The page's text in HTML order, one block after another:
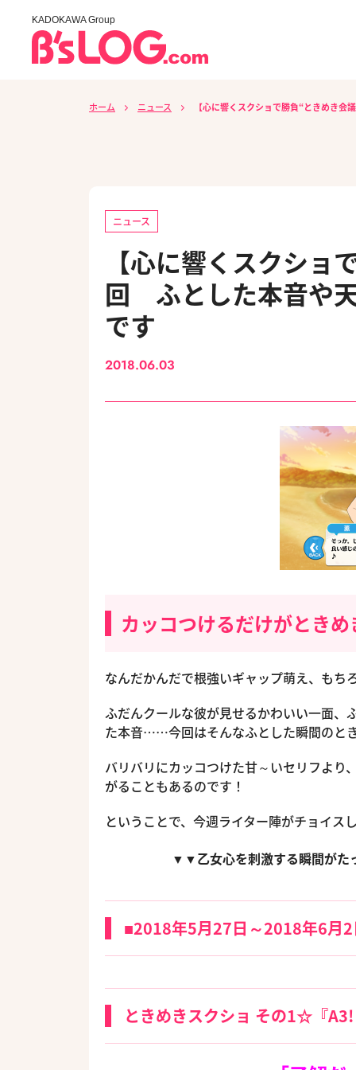
KADOKAWA Group
ホーム ニュース 【心に響くスクショで勝負“ときめき
ニュース
【心に響くスクシ
回 ふとした本音や
です
2018.06.03
カッコつけるだけがとき
なんだかんだで根強いギャップ萌え、もち
ふだんクールな彼が見せるかわいい一面、
た本音……今回はそんなふとした瞬間のと
バリバリにカッコつけた甘～いセリフより
がることもあるのです！
ということで、今週ライター陣がチョイス
▼▼乙女心を刺激する瞬間が
■2018年5月27日～2018年6月
ときめきスクショ その1☆『